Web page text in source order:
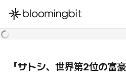
한국어
「サトシ、世界第2位の富